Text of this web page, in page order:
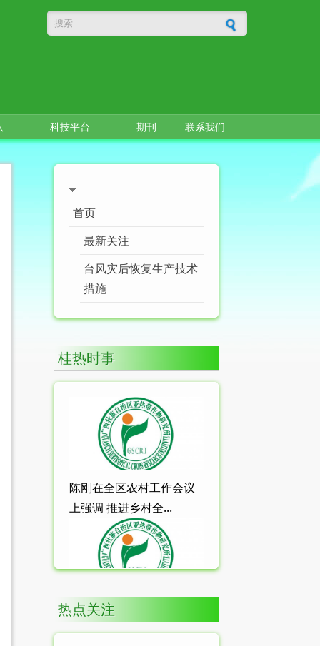
搜索表单
科技平台 期刊 联系我们
首页
最新关注
台风灾后恢复生产技术
措施
桂热时事
陈刚在全区农村工作会议
上强调 推进乡村全...
中共中央 国务院关于锚定
农业农村现代化 ...
热点关注